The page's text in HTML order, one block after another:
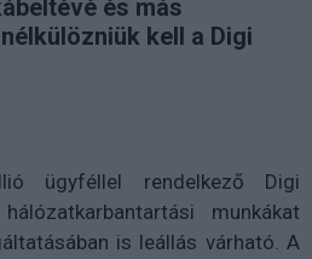
és más
kell a Digi
ügyféllel rendelkező Digi
munkákat
is leállás várható. A